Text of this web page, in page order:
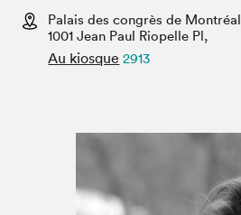
Espace exposant⋅e⋅s
Espace enseignant·e·s
Projets partenaires
Palais des congrès de Montréal
1001 Jean Paul Riopelle Pl,
Au kiosque 2913